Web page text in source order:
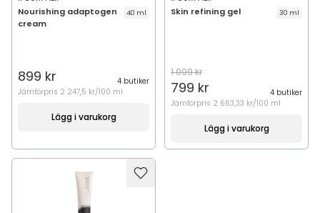
Nourishing adaptogen
cream
40 ml
899 kr
4 butiker
Jämförpris 2 247,5 kr/100 ml
Lägg i varukorg
Skin refining gel 30 ml
1 099 kr
799 kr
4 butiker
Jämförpris 2 663,33 kr/100 ml
Lägg i varukorg